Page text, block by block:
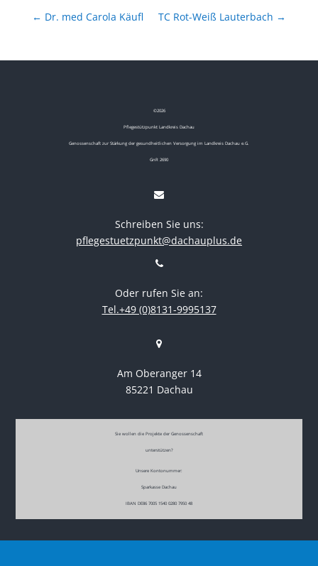
← Dr. med Carola Käufl TC Rot-Weiß Lauterbach →
©2026
Pflegestützpunkt Landkreis Dachau
Genossenschaft zur Stärkung der gesundheitlichen Versorgung im Landkreis Dachau e.G.
GnR 2690
Schreiben Sie uns:
pflegestuetzpunkt@dachauplus.de
Oder rufen Sie an:
Tel.+49 (0)8131-9995137
Am Oberanger 14
85221 Dachau
Sie wollen die Projekte der Genossenschaft
unterstützen?
Unsere Kontonummer:
Sparkasse Dachau
IBAN DE86 7005 1540 0280 7950 48